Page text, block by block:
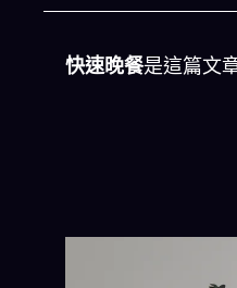
快速晚餐是這篇文